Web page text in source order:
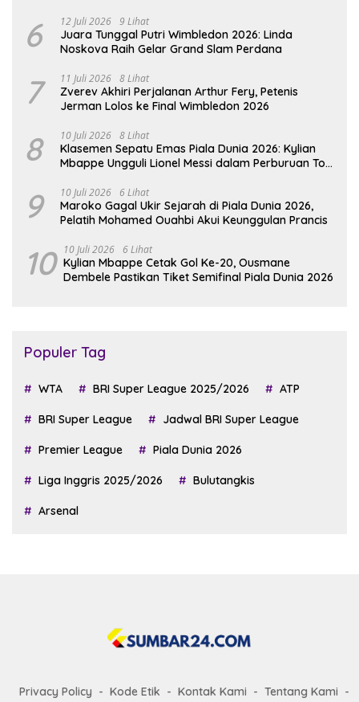
6 12 Juli 2026 9 Lihat
Juara Tunggal Putri Wimbledon 2026: Linda
Noskova Raih Gelar Grand Slam Perdana
7 11 Juli 2026 8 Lihat
Zverev Akhiri Perjalanan Arthur Fery, Petenis
Jerman Lolos ke Final Wimbledon 2026
8 10 Juli 2026 8 Lihat
Klasemen Sepatu Emas Piala Dunia 2026: Kylian
Mbappe Ungguli Lionel Messi dalam Perburuan Top
9 10 Juli 2026 6 Lihat
Maroko Gagal Ukir Sejarah di Piala Dunia 2026,
Pelatih Mohamed Ouahbi Akui Keunggulan Prancis
10 10 Juli 2026 6 Lihat
Kylian Mbappe Cetak Gol Ke-20, Ousmane
Dembele Pastikan Tiket Semifinal Piala Dunia 2026
Populer Tag
WTA BRI Super League 2025/2026 ATP
BRI Super League Jadwal BRI Super League
Premier League Piala Dunia 2026
Liga Inggris 2025/2026 Bulutangkis
Arsenal
Privacy Policy Kode Etik Kontak Kami
Tentang Kami